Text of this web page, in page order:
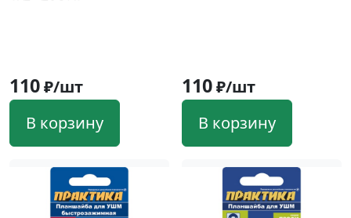
110₽/шт
В корзину
110₽/шт
В корзину